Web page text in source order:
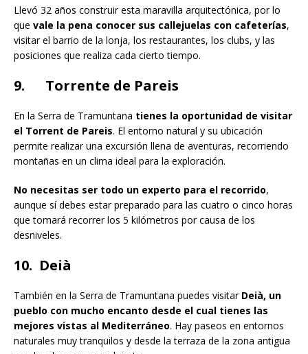
Llevó 32 años construir esta maravilla arquitectónica, por lo
que vale la pena conocer sus callejuelas con cafeterías,
visitar el barrio de la lonja, los restaurantes, los clubs, y las
posiciones que realiza cada cierto tiempo.
9. Torrente de Pareis
En la Serra de Tramuntana tienes la oportunidad de visitar
el Torrent de Pareis. El entorno natural y su ubicación
permite realizar una excursión llena de aventuras, recorriendo
montañas en un clima ideal para la exploración.
No necesitas ser todo un experto para el recorrido,
aunque sí debes estar preparado para las cuatro o cinco horas
que tomará recorrer los 5 kilómetros por causa de los
desniveles.
10. Deià
También en la Serra de Tramuntana puedes visitar Deià, un
pueblo con mucho encanto desde el cual tienes las
mejores vistas al Mediterráneo. Hay paseos en entornos
naturales muy tranquilos y desde la terraza de la zona antigua